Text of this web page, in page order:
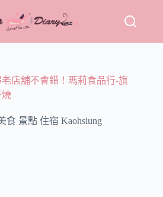
老店舖不會錯！瑪莉食品行-旗
燒
食 景點 住宿 Kaohsiung